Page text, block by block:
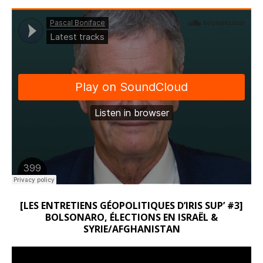
[LES ENTRETIENS GÉOPOLITIQUES D’IRIS SUP’ #3]
BOLSONARO, ÉLECTIONS EN ISRAËL &
SYRIE/AFGHANISTAN